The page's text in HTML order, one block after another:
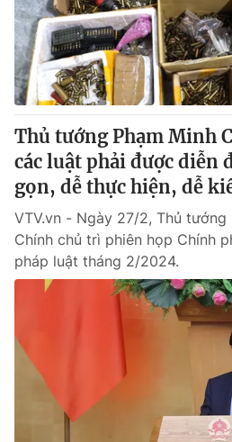
Thủ tướng Phạm Minh
các luật phải được diễn
gọn, dễ thực hiện, dễ
VTV.vn - Ngày 27/2, Thủ tướng
Chính chủ trì phiên họp Chính
pháp luật tháng 2/2024.